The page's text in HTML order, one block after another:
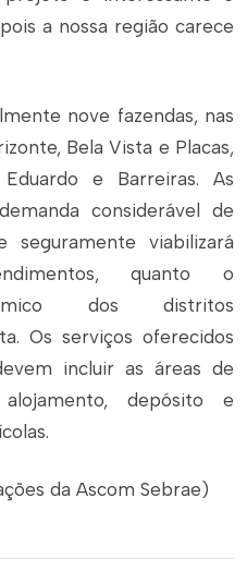
a nossa região carece
nove fazendas, nas
Bela Vista e Placas,
e Barreiras. As
considerável de
seguramente viabilizará
quanto o
dos distritos
Os serviços oferecidos
incluir as áreas de
alojamento, depósito e
da Ascom Sebrae)